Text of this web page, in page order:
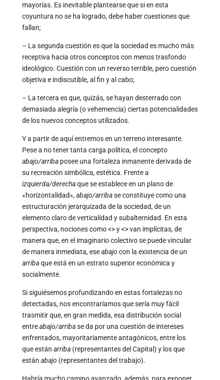
mayorías. Es inevitable plantearse que si en esta
coyuntura no se ha logrado, debe haber cuestiones que
fallan;
– La segunda cuestión es que la sociedad es mucho más
receptiva hacia otros conceptos con menos trasfondo
ideológico. Cuestión con un reverso terrible, pero cuestión
objetiva e indiscutible, al fin y al cabo;
– La tercera es que, quizás, se hayan desterrado con
demasiada alegría (o vehemencia) ciertas potencialidades
de los nuevos conceptos utilizados.
Y a partir de aquí entremos en un terreno interesante.
Pese a no tener tanta carga política, el concepto
abajo/arribaposee una fortaleza inmanente derivada de
su recreación simbólica, estética. Frente a
izquierda/derechaque se establece en un plano de
«horizontalidad»,abajo/arribase constituye como una
estructuración jerarquizada de la sociedad, de un
elemento claro de verticalidad y subalternidad. En esta
perspectiva, nociones como <> y <> van implícitas, de
manera que, en el imaginario colectivo se puede vincular
de manera inmediata, eseabajo con la existencia de un
arribaque está en un estrato superior económica y
socialmente.
Si siguiésemos profundizando en estas fortalezas no
detectadas, nos encontraríamos que sería muy fácil
trasmitir que, en gran medida, esa distribución social
entreabajo/arribase da por una cuestión de intereses
enfrentados, mayoritariamente antagónicos, entre los
que están arriba(representantes del Capital) y los que
están abajo (representantes del trabajo).